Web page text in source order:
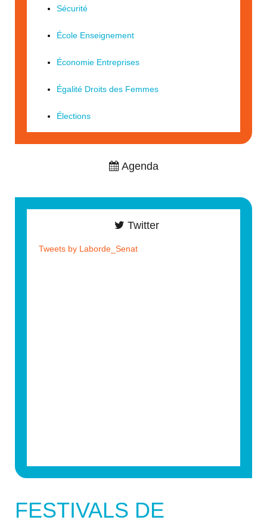
FESTIVALS DE
Sécurité
École Enseignement
Économie Entreprises
Égalité Droits des Femmes
Élections
Agenda
Twitter
Tweets by Laborde_Senat